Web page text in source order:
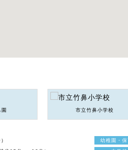
市立竹鼻小学校
幼稚園・保